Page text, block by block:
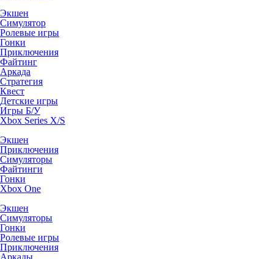
Экшен
Симулятор
Ролевые игры
Гонки
Приключения
Файтинг
Аркада
Стратегия
Квест
Детские игры
Игры Б/У
Xbox Series X/S
Экшен
Приключения
Симуляторы
Файтинги
Гонки
Xbox One
Экшен
Симуляторы
Гонки
Ролевые игры
Приключения
Аркады